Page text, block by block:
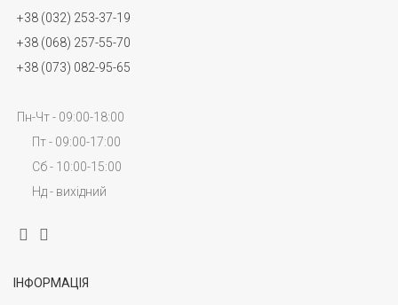
+38 (032) 253-37-19
+38 (068) 257-55-70
+38 (073) 082-95-65
Пн-Чт - 09:00-18:00
Пт - 09:00-17:00
Сб - 10:00-15:00
Нд - вихідний
ІНФОРМАЦІЯ